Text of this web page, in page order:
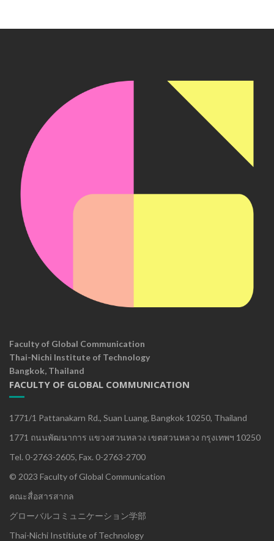
Faculty of Global Communication
Thai-Nichi Institute of Technology
Bangkok, Thailand
FACULTY OF GLOBAL COMMUNICATION
1771/1 Pattanakarn Rd., Suan Luang, Bangkok 10250, Thailand
1771 ถนนพัฒนาการ แขวงสวนหลวง เขตสวนหลวง กรุงเทพฯ 10250
Tel. 0-2763-2605, Fax. 0-2763-2700
© 2023 Faculty of Global Communication
คณะสื่อสารสากล
グローバルコミュニケーション学部
Thai-Nichi Institiute of Technology